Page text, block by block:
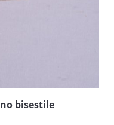
bisestile